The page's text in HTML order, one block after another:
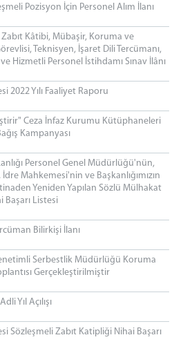
Pozisyon İçin Personel Alım İlanı
Kâtibi, Mübaşir, Koruma ve
Teknisyen, İşaret Dili Tercümanı,
ve Hizmetli Personel İstihdamı Sınav İlânı
2022 Yılı Faaliyet Raporu
Ceza İnfaz Kurumu Kütüphaneleri
Kampanyası
Personel Genel Müdürlüğü'nün,
Mahkemesi'nin ve Başkanlığımızın
Yeniden Yapılan Sözlü Mülhakat
Başarı Listesi
Bilirkişi İlanı
Serbestlik Müdürlüğü Koruma
Gerçekleştirilmiştir
Yıl Açılışı
Sözleşmeli Zabıt Katipliği Nihai Başarı